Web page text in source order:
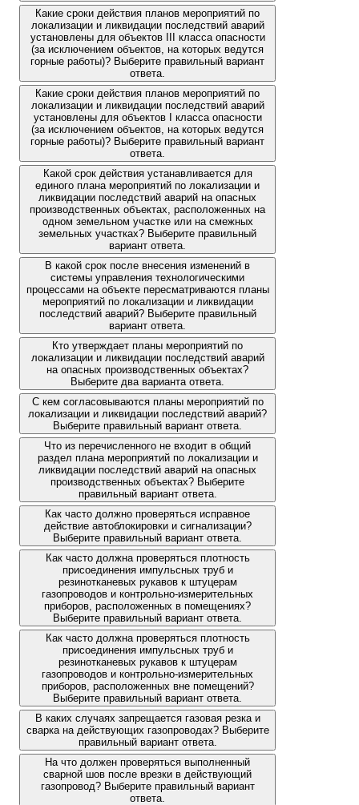
Какие сроки действия планов мероприятий по
локализации и ликвидации последствий аварий
установлены для объектов III класса опасности
(за исключением объектов, на которых ведутся
горные работы)? Выберите правильный вариант
ответа.
Какие сроки действия планов мероприятий по
локализации и ликвидации последствий аварий
установлены для объектов I класса опасности
(за исключением объектов, на которых ведутся
горные работы)? Выберите правильный вариант
ответа.
Какой срок действия устанавливается для
единого плана мероприятий по локализации и
ликвидации последствий аварий на опасных
производственных объектах, расположенных на
одном земельном участке или на смежных
земельных участках? Выберите правильный
вариант ответа.
В какой срок после внесения изменений в
системы управления технологическими
процессами на объекте пересматриваются планы
мероприятий по локализации и ликвидации
последствий аварий? Выберите правильный
вариант ответа.
Кто утверждает планы мероприятий по
локализации и ликвидации последствий аварий
на опасных производственных объектах?
Выберите два варианта ответа.
С кем согласовываются планы мероприятий по
локализации и ликвидации последствий аварий?
Выберите правильный вариант ответа.
Что из перечисленного не входит в общий
раздел плана мероприятий по локализации и
ликвидации последствий аварий на опасных
производственных объектах? Выберите
правильный вариант ответа.
Как часто должно проверяться исправное
действие автоблокировки и сигнализации?
Выберите правильный вариант ответа.
Как часто должна проверяться плотность
присоединения импульсных труб и
резинотканевых рукавов к штуцерам
газопроводов и контрольно-измерительных
приборов, расположенных в помещениях?
Выберите правильный вариант ответа.
Как часто должна проверяться плотность
присоединения импульсных труб и
резинотканевых рукавов к штуцерам
газопроводов и контрольно-измерительных
приборов, расположенных вне помещений?
Выберите правильный вариант ответа.
В каких случаях запрещается газовая резка и
сварка на действующих газопроводах? Выберите
правильный вариант ответа.
На что должен проверяться выполненный
сварной шов после врезки в действующий
газопровод? Выберите правильный вариант
ответа.